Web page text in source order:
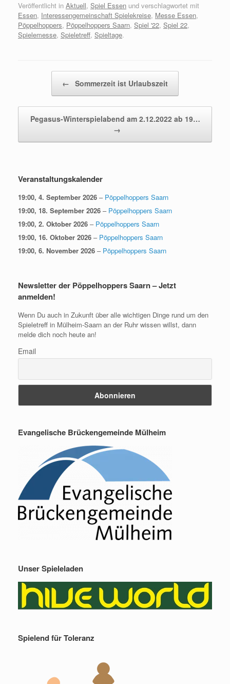
Veröffentlicht in Aktuell, Spiel Essen und verschlagwortet mit
Essen, Interessengemeinschaft Spielekreise, Messe Essen,
Pöppelhoppers, Pöppelhoppers Saarn, Spiel '22, Spiel 22,
Spielemesse, Spieletreff, Spieltage.
← Sommerzeit ist Urlaubszeit
Pegasus-Winterspielabend am 2.12.2022 ab 19…
→
Veranstaltungskalender
19:00, 4. September 2026 – Pöppelhoppers Saarn
19:00, 18. September 2026 – Pöppelhoppers Saarn
19:00, 2. Oktober 2026 – Pöppelhoppers Saarn
19:00, 16. Oktober 2026 – Pöppelhoppers Saarn
19:00, 6. November 2026 – Pöppelhoppers Saarn
Newsletter der Pöppelhoppers Saarn – Jetzt
anmelden!
Wenn Du auch in Zukunft über alle wichtigen Dinge rund um den
Spieletreff in Mülheim-Saarn an der Ruhr wissen willst, dann
melde dich noch heute an!
Email
Evangelische Brückengemeinde Mülheim
Unser Spieleladen
Spielend für Toleranz